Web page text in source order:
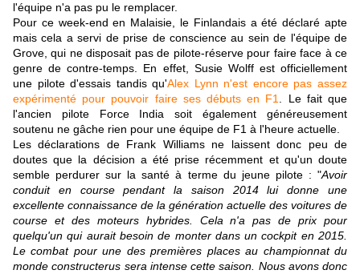
l'équipe n'a pas pu le remplacer.
Pour ce week-end en Malaisie, le Finlandais a été déclaré apte
mais cela a servi de prise de conscience au sein de l'équipe de
Grove, qui ne disposait pas de pilote-réserve pour faire face à ce
genre de contre-temps. En effet, Susie Wolff est officiellement
une pilote d'essais tandis qu'Alex Lynn n'est encore pas assez
expérimenté pour pouvoir faire ses débuts en F1
. Le fait que
l'ancien pilote Force India soit également généreusement
soutenu ne gâche rien pour une équipe de F1 à l'heure actuelle.
Les déclarations de Frank Williams ne laissent donc peu de
doutes que la décision a été prise récemment et qu'un doute
semble perdurer sur la santé à terme du jeune pilote : "Avoir
conduit en course pendant la saison 2014 lui donne une
excellente connaissance de la génération actuelle des voitures de
course et des moteurs hybrides. Cela n'a pas de prix pour
quelqu'un qui aurait besoin de monter dans un cockpit en 2015.
Le combat pour une des premières places au championnat du
monde constructerus sera intense cette saison. Nous avons donc